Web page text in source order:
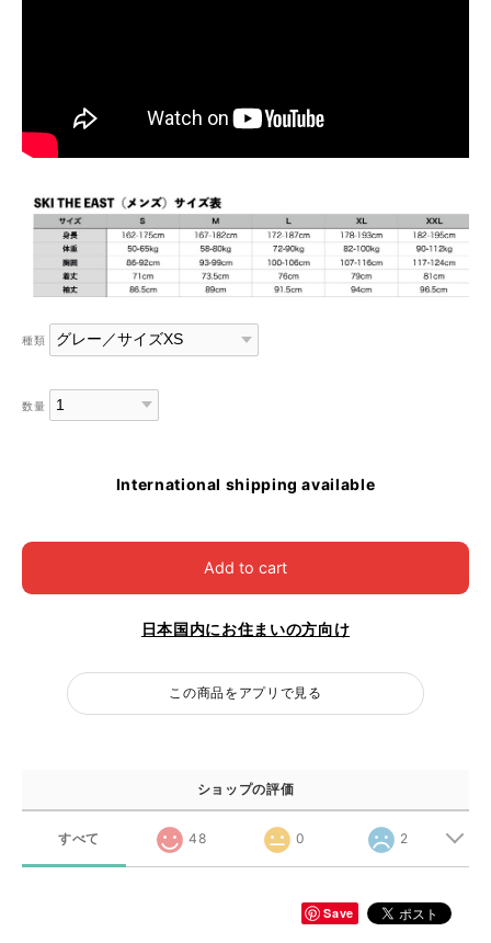
種類
数量
International shipping available
Add to cart
日本国内にお住まいの方向け
この商品をアプリで見る
ショップの評価
すべて 48 0 2
Save